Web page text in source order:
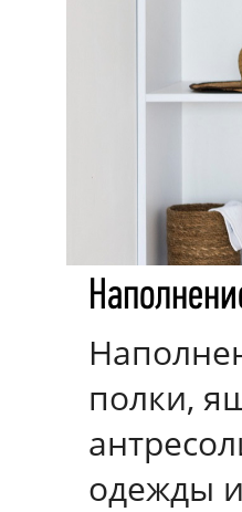
полки,
одежды и